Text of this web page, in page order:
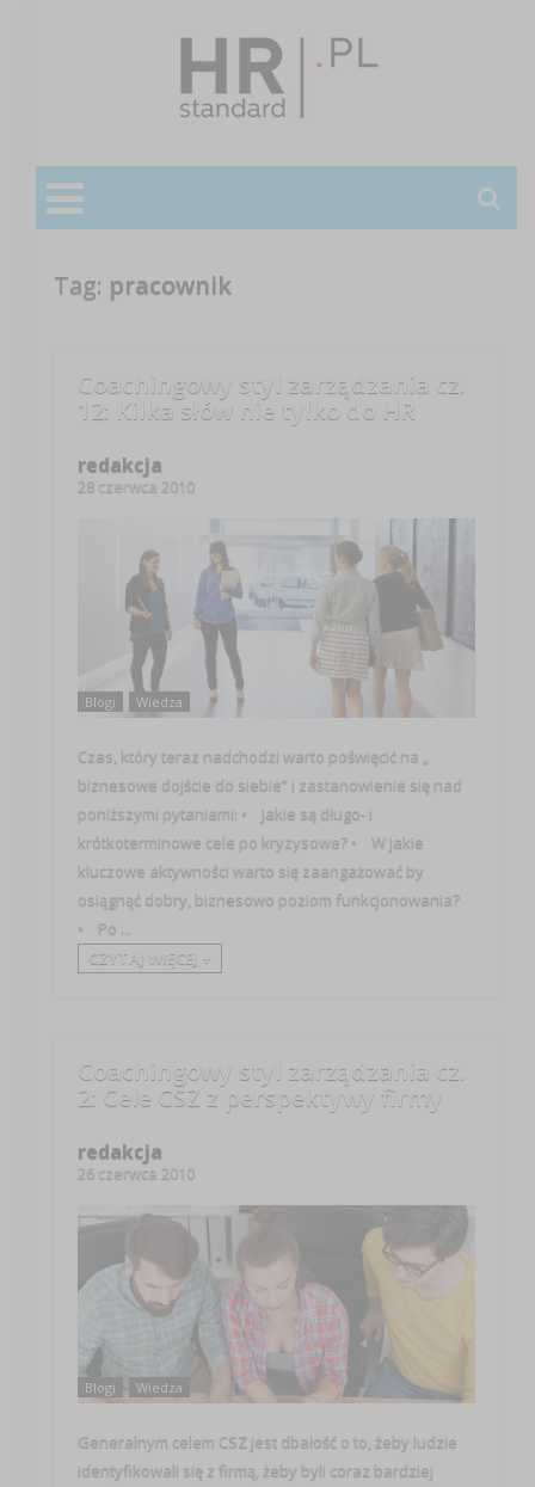
Tag: pracownik
Coachingowy styl zarządzania cz.
12: Kilka słów nie tylko do HR
redakcja
28 czerwca 2010
Blogi Wiedza
Czas, który teraz nadchodzi warto poświęcić na „
biznesowe dojście do siebie” i zastanowienie się nad
poniższymi pytaniami: • Jakie są długo- i
krótkoterminowe cele po kryzysowe? • W jakie
kluczowe aktywności warto się zaangażować by
osiągnąć dobry, biznesowo poziom funkcjonowania?
• Po ...
CZYTAJ WIĘCEJ +
Coachingowy styl zarządzania cz.
2: Cele CSZ z perspektywy firmy
redakcja
26 czerwca 2010
Blogi Wiedza
Generalnym celem CSZ jest dbałość o to, żeby ludzie
identyfikowali się z firmą, żeby byli coraz bardziej